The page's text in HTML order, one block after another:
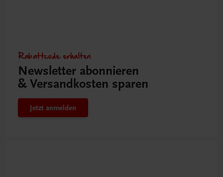
Rabattcode erhalten
Newsletter abonnieren
& Versandkosten sparen
Jetzt anmelden